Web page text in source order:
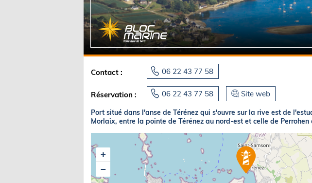
Contact : 06 22 43 77 58
Réservation : 06 22 43 77 58 Site web
Port situé dans l'anse de Térénez qui s'ouvre sur la rive est de
Morlaix, entre la pointe de Térénez au nord-est et celle de Perrohen
+
−